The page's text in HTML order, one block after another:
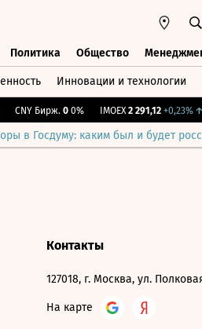
Политика Общество
Инновации и технологии
CNY Бирж. 0 0% IMOEX 2 291,12 +0,23%↑
в Госдуму: каким был и будет
Контакты
127018, г. Москва, ул.
На карте